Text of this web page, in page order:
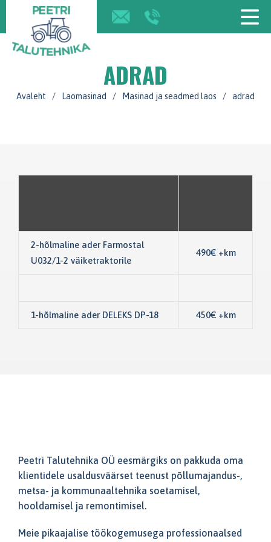
ADRAD
Avaleht / Laomasinad / Masinad ja seadmed laos / adrad
2-hõlmaline ader Farmostal
U032/1-2 väiketraktorile
490€ +km
1-hõlmaline ader DELEKS DP-18 450€ +km
Peetri Talutehnika OÜ eesmärgiks on pakkuda oma
klientidele usaldusväärset teenust põllumajandus-,
metsa- ja kommunaaltehnika soetamisel,
hooldamisel ja remontimisel.
Meie pikaajalise töökogemusega professionaalsed